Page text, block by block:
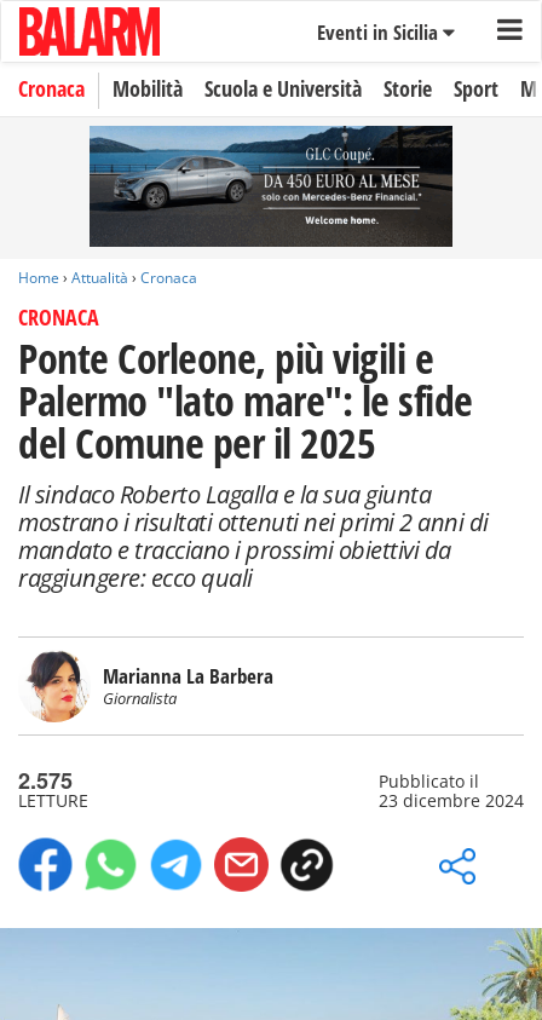
Eventi in Sicilia
Cronaca Mobilità Scuola e Università Storie Sport
Home › Attualità › Cronaca
CRONACA
Ponte Corleone, più vigili e
Palermo "lato mare": le sfide
del Comune per il 2025
Il sindaco Roberto Lagalla e la sua giunta
mostrano i risultati ottenuti nei primi 2 anni di
mandato e tracciano i prossimi obiettivi da
raggiungere: ecco quali
Marianna La Barbera
Giornalista
2.575
LETTURE
Pubblicato il
23 dicembre 2024